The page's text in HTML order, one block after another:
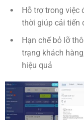
Hỗ trợ trong việc
thời giúp cải tiến
Hạn chế bỏ lỡ
trạng khách
hiệu quả